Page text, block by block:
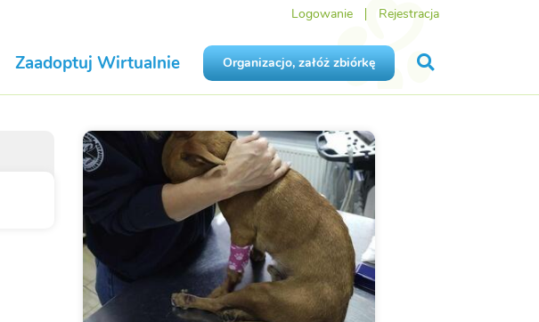
Logowanie Rejestracja
Zaadoptuj Wirtualnie Organizacjo, załóż zbiórkę